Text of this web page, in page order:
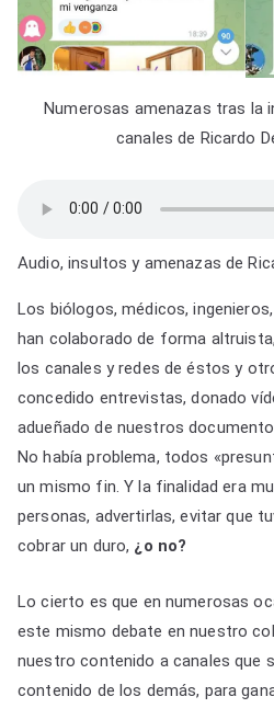
Numerosas amenazas tras la
canales de Ricardo
Audio, insultos y amenazas de
Los biólogos, médicos,
han colaborado de forma
los canales y redes de éstos y
concedido entrevistas, donado
adueñado de nuestros
No había problema, todos
un mismo fin. Y la finalidad era
personas, advertirlas, evitar que
cobrar un duro, ¿o no?
Lo cierto es que en numerosas
este mismo debate en nuestro
nuestro contenido a canales que
contenido de los demás, para